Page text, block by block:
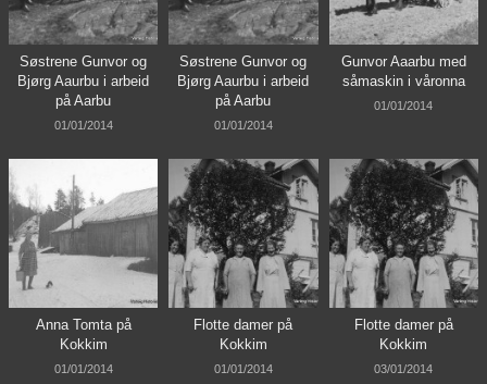
Søstrene Gunvor og
Bjørg Aaurbu i arbeid
på Aarbu
01/01/2014
Søstrene Gunvor og
Bjørg Aaurbu i arbeid
på Aarbu
01/01/2014
Gunvor Aaarbu med
såmaskin i våronna
01/01/2014
Anna Tomta på
Kokkim
01/01/2014
Flotte damer på
Kokkim
01/01/2014
Flotte damer på
Kokkim
03/01/2014